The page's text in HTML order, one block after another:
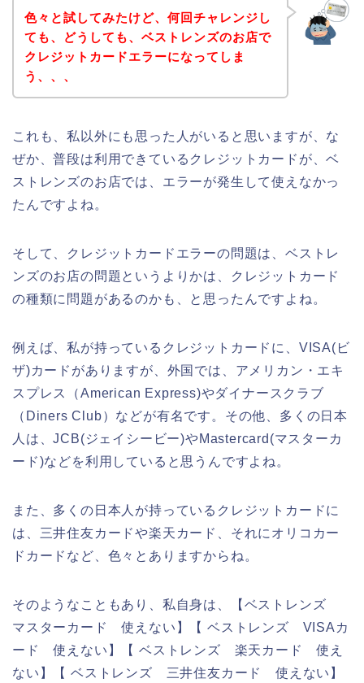
色々と試してみたけど、何回チャレンジし
ても、どうしても、ベストレンズのお店で
クレジットカードエラーになってしま
う、、、
これも、私以外にも思った人がいると思いますが、な
ぜか、普段は利用できているクレジットカードが、ベ
ストレンズのお店では、エラーが発生して使えなかっ
たんですよね。
そして、クレジットカードエラーの問題は、ベストレ
ンズのお店の問題というよりかは、クレジットカード
の種類に問題があるのかも、と思ったんですよね。
例えば、私が持っているクレジットカードに、VISA(ビ
ザ)カードがありますが、外国では、アメリカン・エキ
スプレス（American Express)やダイナースクラブ
（Diners Club）などが有名です。その他、多くの日本
人は、JCB(ジェイシービー)やMastercard(マスターカ
ード)などを利用していると思うんですよね。
また、多くの日本人が持っているクレジットカードに
は、三井住友カードや楽天カード、それにオリコカー
ドカードなど、色々とありますからね。
そのようなこともあり、私自身は、【ベストレンズ
マスターカード 使えない】【 ベストレンズ VISAカ
ード 使えない】【 ベストレンズ 楽天カード 使え
ない】【 ベストレンズ 三井住友カード 使えない】